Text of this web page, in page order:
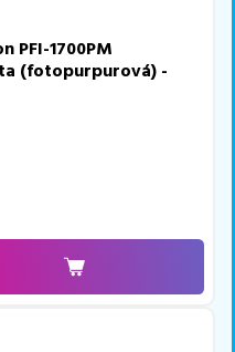
PFI-1700PM
(fotopurpurová) -